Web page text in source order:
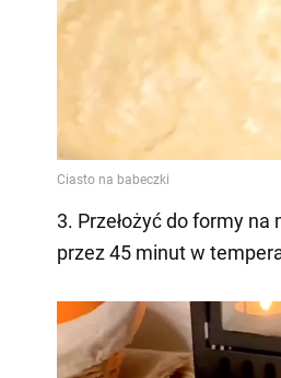
3. Przełożyć do formy na
przez 45 minut w